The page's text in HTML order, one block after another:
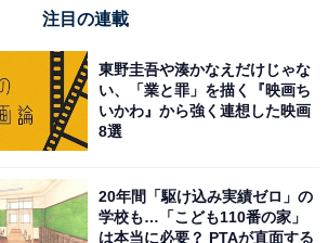
』という漢字を使うことでクールな
るから」（40代男性／東京都）
の文字が使われている例は全国的に
注目の連載
東野圭吾や湊かなえだけじゃな
い、「業と罪」を描く『映画ち
いかわ』から強く連想した映画
8選
20年間「駆け込み実績ゼロ」の
学校も…「こども110番の家」
は本当に必要？ PTAが直面する